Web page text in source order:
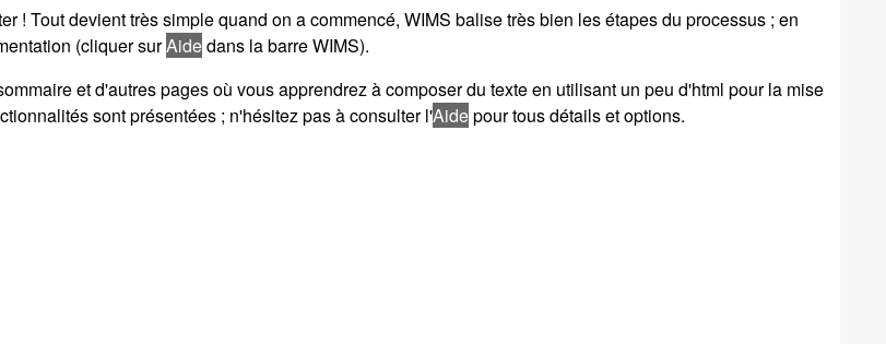
! Tout devient très simple quand on a commencé, WIMS balise très bien les étapes du processus ; en
(cliquer surAidedans la barre WIMS).
et d'autres pages où vous apprendrez à composer du texte en utilisant un peu d'html pour la mise
sont présentées ; n'hésitez pas à consulter l'Aidepour tous détails et options.